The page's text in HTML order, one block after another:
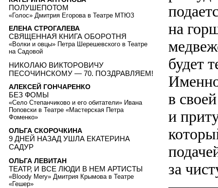
на
будет
в
и
за
ПОЛУШЕПОТОМ
«Голос» Дмитрия Егорова в Театре МТЮЗ
ЕЛЕНА СТРОГАЛЕВА
СВЯЩЕННАЯ КНИГА ОБОРОТНЯ
«Волки и овцы» Петра Шерешевского в Театре
на Садовой
НИКОЛАЮ ВИКТОРОВИЧУ
ПЕСОЧИНСКОМУ — 70. ПОЗДРАВЛЯЕМ!
АЛЕКСЕЙ ГОНЧАРЕНКО
БЕЗ ФОМЫ
«Село Степанчиково и его обитатели» Ивана
Поповски в Театре «Мастерская Петра
Фоменко»
ОЛЬГА СКОРОЧКИНА
9 ДНЕЙ НАЗАД УШЛА ЕКАТЕРИНА
САДУР
ОЛЬГА ЛЕВИТАН
ТЕАТР, И ВСЕ ЛЮДИ В НЕМ АРТИСТЫ
«Bloody Mery» Дмитрия Крымова в Театре
«Гешер»